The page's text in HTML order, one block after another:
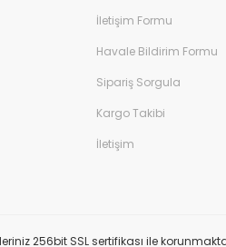
İletişim Formu
Havale Bildirim Formu
Sipariş Sorgula
Kargo Takibi
İletişim
256bit SSL sertifikası ile